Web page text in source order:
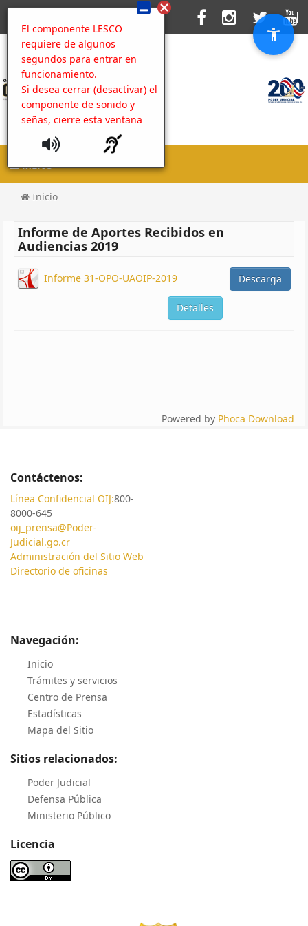
El componente LESCO
requiere de algunos
segundos para entrar en
funcionamiento.
Si desea cerrar (desactivar) el
componente de sonido y
señas, cierre esta ventana
MENU
Inicio
Informe de Aportes Recibidos en
Audiencias 2019
Informe 31-OPO-UAOIP-2019 Descarga
Detalles
Powered by Phoca Download
Contáctenos:
Línea Confidencial OIJ:800-
8000-645
oij_prensa@Poder-
Judicial.go.cr
Administración del Sitio Web
Directorio de oficinas
Navegación:
Inicio
Trámites y servicios
Centro de Prensa
Estadísticas
Mapa del Sitio
Sitios relacionados:
Poder Judicial
Defensa Pública
Ministerio Público
Licencia